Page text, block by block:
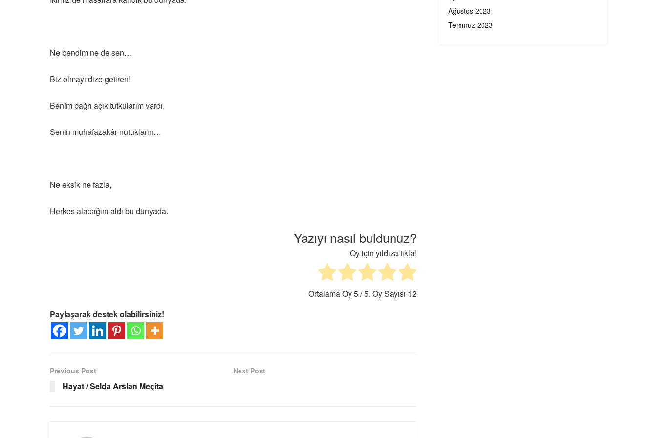
Ne bendim ne de sen…
Biz olmayı dize getiren!
Benim bağrı açık tutkularım vardı,
Senin muhafazakâr nutukların…
Ne eksik ne fazla,
Herkes alacağını aldı bu dünyada.
Yazıyı nasıl buldunuz?
Oy için yıldıza tıkla!
Ortalama Oy5/ 5. Oy Sayısı 12
Paylaşarak destek olabilirsiniz!
Previous Post
Hayat / Selda Arslan Meçita
Next Post
Ağustos 2023
Temmuz 2023